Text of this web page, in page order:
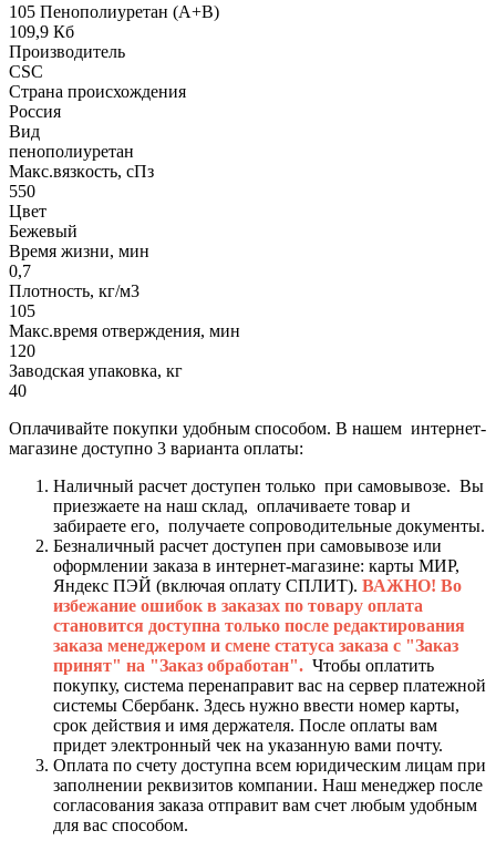
105 Пенополиуретан (А+В)
109,9 Кб
Производитель
CSC
Страна происхождения
Россия
Вид
пенополиуретан
Макс.вязкoсть, сПз
550
Цвет
Бежевый
Время жизни, мин
0,7
Плотность, кг/м3
105
Макс.время отверждения, мин
120
Заводская упаковка, кг
40
Оплачивайте покупки удобным способом. В нашем интернет-
магазине доступно 3 варианта оплаты:
Наличный расчет доступен только при самовывозе. Вы
приезжаете на наш склад, оплачиваете товар и
забираете его, получаете сопроводительные документы.
Безналичный расчет доступен при самовывозе или
оформлении заказа в интернет-магазине: карты МИР,
Яндекс ПЭЙ (включая оплату СПЛИТ). ВАЖНО! Во
избежание ошибок в заказах по товару оплата
становится доступна только после редактирования
заказа менеджером и смене статуса заказа с "Заказ
принят" на "Заказ обработан". Чтобы оплатить
покупку, система перенаправит вас на сервер платежной
системы Сбербанк. Здесь нужно ввести номер карты,
срок действия и имя держателя. После оплаты вам
придет электронный чек на указанную вами почту.
Оплата по счету доступна всем юридическим лицам при
заполнении реквизитов компании. Наш менеджер после
согласования заказа отправит вам счет любым удобным
для вас способом.